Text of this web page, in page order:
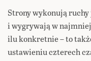
Strony wykonują
i wygrywają w
ilu konkretnie – to
ustawieniu czterech